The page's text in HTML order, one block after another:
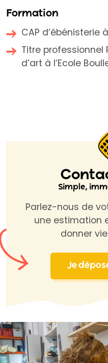
Formation
CAP d’ébénisterie
Titre
d’art à l’Ecole
Simple,
Parlez-nous de
une estimation
donner
Je